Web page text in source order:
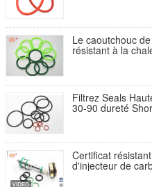
Le caoutchouc
résistant à la
Filtrez Seals
30-90 dureté
Certificat
d'injecteur de